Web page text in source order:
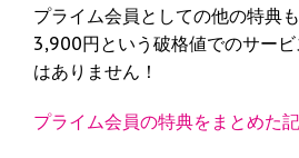
プライム会員としての他の特典
3,900円という破格値でのサー
はありません！
プライム会員の特典をまとめた